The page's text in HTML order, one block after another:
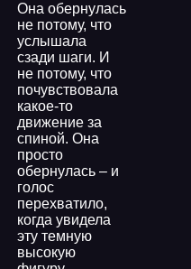
Она обернулась
не потому, что
услышала
сзади шаги. И
не потому, что
почувствовала
какое-то
движение за
спиной. Она
просто
обернулась – и
голос
перехватило,
когда увидела
эту темную
высокую